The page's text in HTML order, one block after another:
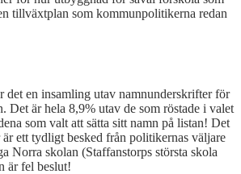
tillväxtplan som kommunpolitikerna redan
det en insamling utav namnunderskrifter för
Det är hela 8,9% utav de som röstade i valet
som valt att sätta sitt namn på listan! Det
ett tydligt besked från politikernas väljare
Norra skolan (Staffanstorps största skola
är fel beslut!